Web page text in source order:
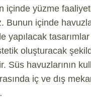
içinde yüzme
Bunun içinde
yapılacak
oluşturacak
Süs havuzlarının
iç ve dış